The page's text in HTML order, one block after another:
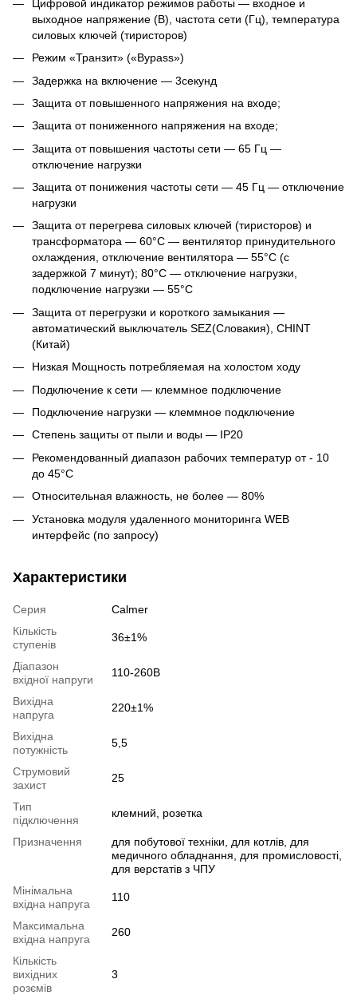
Цифровой индикатор режимов работы — входное и
выходное напряжение (В), частота сети (Гц), температура
силовых ключей (тиристоров)
Режим «Транзит» («Bypass»)
Задержка на включение — 3секунд
Защита от повышенного напряжения на входе;
Защита от пониженного напряжения на входе;
Защита от повышения частоты сети — 65 Гц —
отключение нагрузки
Защита от понижения частоты сети — 45 Гц — отключение
нагрузки
Защита от перегрева силовых ключей (тиристоров) и
трансформатора — 60°C — вентилятор принудительного
охлаждения, отключение вентилятора — 55°C (с
задержкой 7 минут); 80°C — отключение нагрузки,
подключение нагрузки — 55°C
Защита от перегрузки и короткого замыкания —
автоматический выключатель SEZ(Словакия), CHINT
(Китай)
Низкая Мощность потребляемая на холостом ходу
Подключение к сети — клеммное подключение
Подключение нагрузки — клеммное подключение
Степень защиты от пыли и воды — IP20
Рекомендованный диапазон рабочих температур от - 10
до 45°C
Относительная влажность, не более — 80%
Установка модуля удаленного мониторинга WEB
интерфейс (по запросу)
Характеристики
Серия
Calmer
Кількість
ступенів
36±1%
Діапазон
вхідної напруги
110-260В
Вихідна
напруга
220±1%
Вихідна
потужність
5,5
Струмовий
захист
25
Тип
підключення
клемний, розетка
Призначення
для побутової техніки, для котлів, для
медичного обладнання, для промисловості,
для верстатів з ЧПУ
Мінімальна
вхідна напруга
110
Максимальна
вхідна напруга
260
Кількість
вихідних
розємів
3